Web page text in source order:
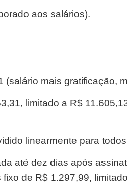
aos salários).
mais gratificação,
limitado a R$
linearmente para
até dez dias após
de R$ 1.297,99,